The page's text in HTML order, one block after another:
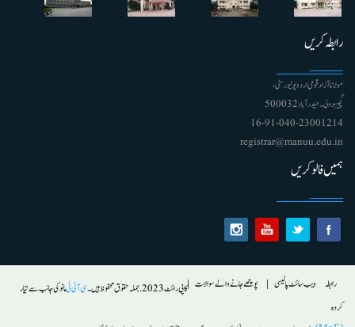
رابطہ کریں
مولانا آزاد قومی اردو یونیورسٹی ،
گچیبوولی۔ حیدرآباد 500032
91-040-23001214 - 16
registrar@manuu.edu.in
ہمیں فالو کریں
Footer
رابطہ ویب سائٹ پالیسی پوچھے جانے والے سوالات کاپی رائٹ 2023. جملہ حقوق محفوظ ہیں۔ سی آئی ٹیمانو کی جانب سے تیار
کردہ